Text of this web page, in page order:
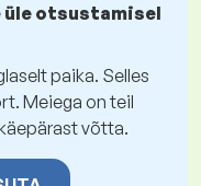
üle otsustamisel
paika. Selles
Meiega on teil
võtta.